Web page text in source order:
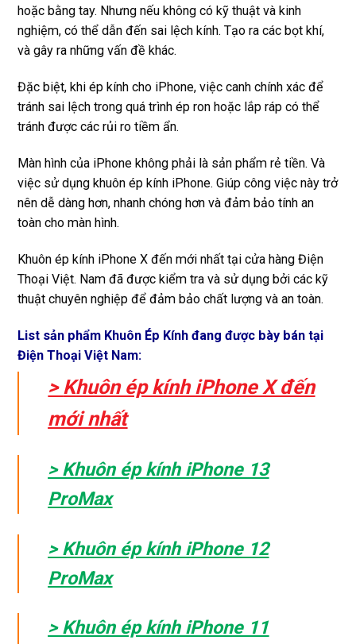
hoặc bằng tay. Nhưng nếu không có kỹ thuật và kinh
nghiệm, có thể dẫn đến sai lệch kính. Tạo ra các bọt khí,
và gây ra những vấn đề khác.
Đặc biệt, khi ép kính cho iPhone, việc canh chính xác để
tránh sai lệch trong quá trình ép ron hoặc lắp ráp có thể
tránh được các rủi ro tiềm ẩn.
Màn hình của iPhone không phải là sản phẩm rẻ tiền. Và
việc sử dụng khuôn ép kính iPhone. Giúp công việc này trở
nên dễ dàng hơn, nhanh chóng hơn và đảm bảo tính an
toàn cho màn hình.
Khuôn ép kính iPhone X đến mới nhất tại cửa hàng Điện
Thoại Việt. Nam đã được kiểm tra và sử dụng bởi các kỹ
thuật chuyên nghiệp để đảm bảo chất lượng và an toàn.
List sản phẩm Khuôn Ép Kính đang được bày bán tại
Điện Thoại Việt Nam:
>Khuôn ép kính iPhone X đến
mới nhất
> Khuôn ép kính iPhone 13
ProMax
> Khuôn ép kính iPhone 12
ProMax
> Khuôn ép kính iPhone 11